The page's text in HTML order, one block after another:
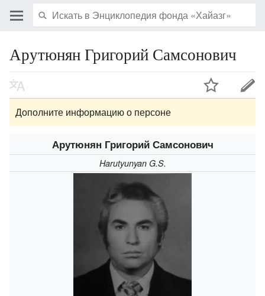
Арутюнян Григорий Самсонович
Дополните информацию о персоне
Арутюнян Григорий Самсонович
Harutyunyan G.S.